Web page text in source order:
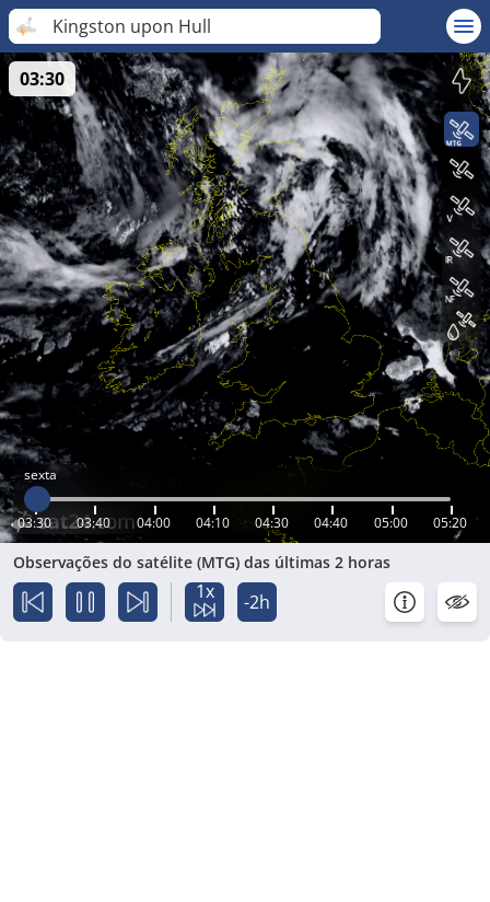
Kingston upon Hull
sexta
03:30 03:40 04:00 04:10 04:30 04:40 05:00 05:20
03:30
Observações do satélite (MTG) das últimas 2 horas
1x -2h